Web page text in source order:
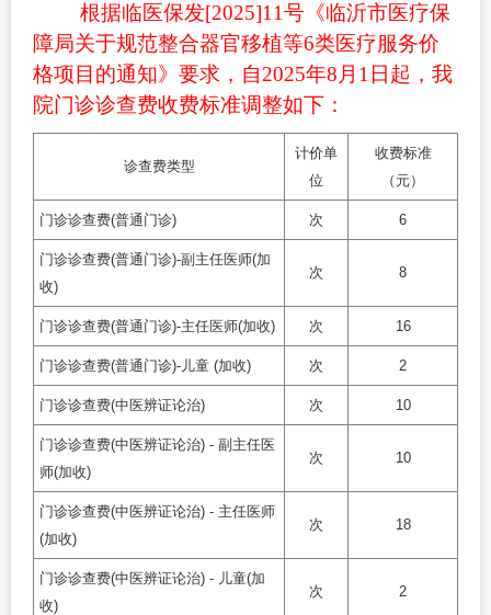
根据临医保发[2025]11号《临沂市医疗保
障局关于规范整合器官移植等6类医疗服务价
格项目的通知》要求，自2025年8月1日起，我
院门诊诊查费收费标准调整如下：
诊查费类型
计价单
位
收费标准
（元）
门诊诊查费(普通门诊) 次 6
门诊诊查费(普通门诊)-副主任医师(加
收)
次 8
门诊诊查费(普通门诊)-主任医师(加收) 次 16
门诊诊查费(普通门诊)-儿童 (加收) 次 2
门诊诊查费(中医辨证论治) 次 10
门诊诊查费(中医辨证论治) - 副主任医
师(加收)
次 10
门诊诊查费(中医辨证论治) - 主任医师
(加收)
次 18
门诊诊查费(中医辨证论治) - 儿童(加
收)
次 2